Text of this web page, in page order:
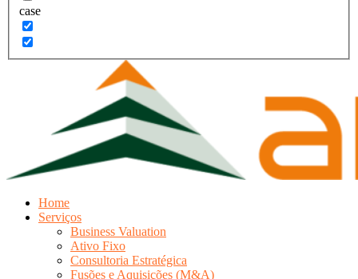
case
Home
Serviços
Business Valuation
Ativo Fixo
Consultoria Estratégica
Fusões e Aquisições (M&A)